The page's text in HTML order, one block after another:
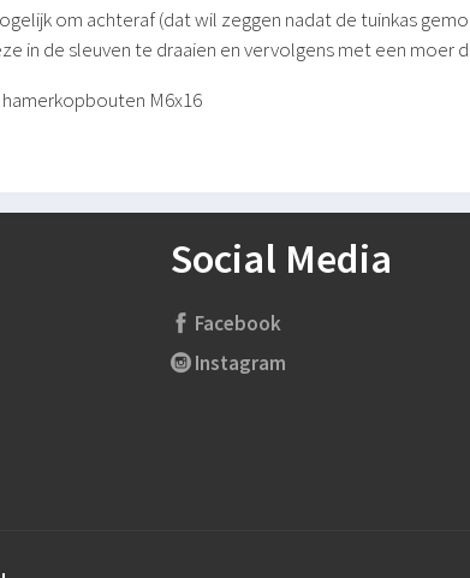
om achteraf (dat wil zeggen nadat de tuinkas
in de sleuven te draaien en vervolgens met een moer
M6x16
Social Media
Facebook
Instagram